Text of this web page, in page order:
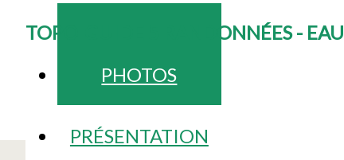
TOPO-GUIDE 5 RANDONNÉES - EAU
PHOTOS
PRÉSENTATION